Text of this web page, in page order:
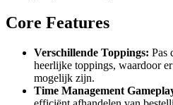
Core Features
Verschillende Toppings: Pas
heerlijke toppings, waardoor
mogelijk zijn.
Time Management